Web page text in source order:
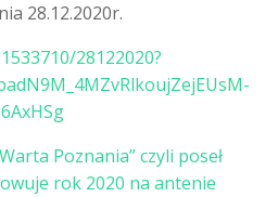
28.12.2020r.
28122020?
Poznania” czyli poseł
rok 2020 na antenie